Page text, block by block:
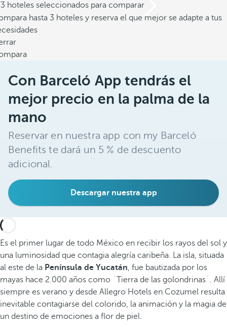
hoteles seleccionados para comparar
hasta 3 hoteles y reserva el que mejor se adapte a tus
Con Barceló App tendrás el
mejor precio en la palma de la
mano
Reservar en nuestra app con my Barceló
Benefits te dará un 5 % de descuento
adicional.
Descargar nuestra app
Es el primer lugar de todo México en recibir los rayos del sol y
una luminosidad que contagia alegría caribeña. La isla, situada
al este de la Península de Yucatán, fue bautizada por los
mayas hace 2.000 años como `Tierra de las golondrinas´. Allí
siempre es verano y desde Allegro Hotels en Cozumel resulta
inevitable contagiarse del colorido, la animación y la magia de
un destino de emociones a flor de piel.